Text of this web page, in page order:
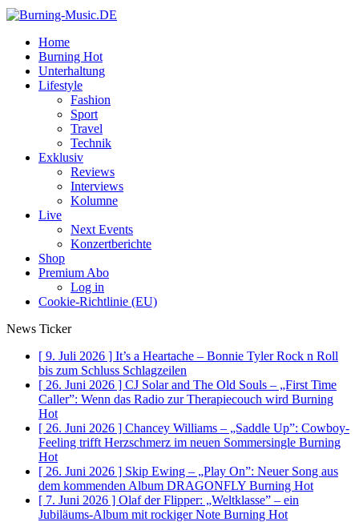
Home
Burning Hot
Unterhaltung
Lifestyle
Fashion
Sport
Travel
Technik
Exklusiv
Reviews
Interviews
Kolumne
Live
Next Events
Konzertberichte
Shop
Premium Abo
Log in
Cookie-Richtlinie (EU)
News Ticker
[ 9. Juli 2026 ] It’s a Heartache – Bonnie Tyler Rock n Roll
bis zum Schluss Schlagzeilen
[ 26. Juni 2026 ] CJ Solar and The Old Souls – „First Time
Caller”: Wenn das Radio zur Therapiecouch wird Burning
Hot
[ 26. Juni 2026 ] Chancey Williams – „Saddle Up”: Cowboy-
Feeling trifft Herzschmerz im neuen Sommersingle Burning
Hot
[ 26. Juni 2026 ] Skip Ewing – „Play On”: Neuer Song aus
dem kommenden Album DRAGONFLY Burning Hot
[ 7. Juni 2026 ] Olaf der Flipper: „Weltklasse” – ein
Jubiläums-Album mit rockiger Note Burning Hot